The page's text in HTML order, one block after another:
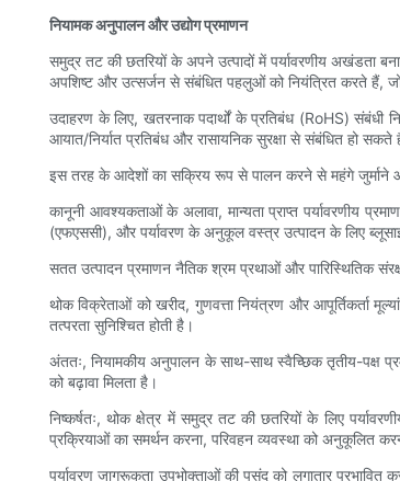
नियामक अनुपालन और उद्योग प्रमाणन
समुद्र तट की छतरियों के अपने उत्पादों में पर्यावरणीय अखंडता
अपशिष्ट और उत्सर्जन से संबंधित पहलुओं को नियंत्रित करते हैं,
उदाहरण के लिए, खतरनाक पदार्थों के प्रतिबंध (RoHS) संबंधी
आयात/निर्यात प्रतिबंध और रासायनिक सुरक्षा से संबंधित हो सकते
इस तरह के आदेशों का सक्रिय रूप से पालन करने से महंगे जुर्माने और
कानूनी आवश्यकताओं के अलावा, मान्यता प्राप्त पर्यावरणीय
(एफएससी), और पर्यावरण के अनुकूल वस्त्र उत्पादन के लिए
सतत उत्पादन प्रमाणन नैतिक श्रम प्रथाओं और पारिस्थितिक
थोक विक्रेताओं को खरीद, गुणवत्ता नियंत्रण और आपूर्तिकर्ता
तत्परता सुनिश्चित होती है।
अंततः, नियामकीय अनुपालन के साथ-साथ स्वैच्छिक तृतीय-पक्ष
को बढ़ावा मिलता है।
निष्कर्षतः, थोक क्षेत्र में समुद्र तट की छतरियों के लिए
प्रक्रियाओं का समर्थन करना, परिवहन व्यवस्था को अनुकूलित
पर्यावरण जागरूकता उपभोक्ताओं की पसंद को लगातार